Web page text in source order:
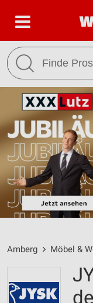
Amberg Möbel &